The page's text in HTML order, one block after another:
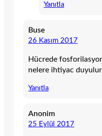
Yanıtla
Buse
26 Kasım 2017
Hücrede
nelere ihtiyac duyulur
Yanıtla
Anonim
25 Eylül 2017